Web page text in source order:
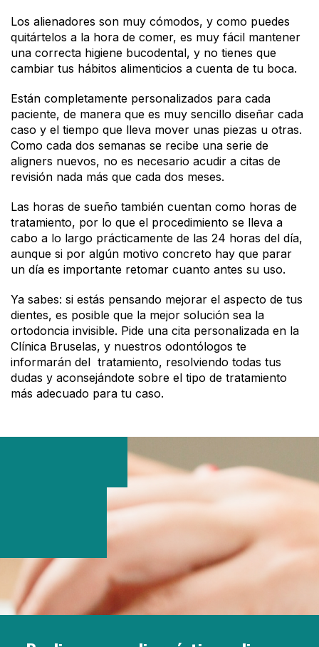
Los alienadores son muy cómodos, y como puedes
quitártelos a la hora de comer, es muy fácil mantener
una correcta higiene bucodental, y no tienes que
cambiar tus hábitos alimenticios a cuenta de tu boca.
Están completamente personalizados para cada
paciente, de manera que es muy sencillo diseñar cada
caso y el tiempo que lleva mover unas piezas u otras.
Como cada dos semanas se recibe una serie de
aligners nuevos, no es necesario acudir a citas de
revisión nada más que cada dos meses.
Las horas de sueño también cuentan como horas de
tratamiento, por lo que el procedimiento se lleva a
cabo a lo largo prácticamente de las 24 horas del día,
aunque si por algún motivo concreto hay que parar
un día es importante retomar cuanto antes su uso.
Ya sabes: si estás pensando mejorar el aspecto de tus
dientes, es posible que la mejor solución sea la
ortodoncia invisible. Pide una cita personalizada en la
Clínica Bruselas, y nuestros odontólogos te
informarán del tratamiento, resolviendo todas tus
dudas y aconsejándote sobre el tipo de tratamiento
más adecuado para tu caso.